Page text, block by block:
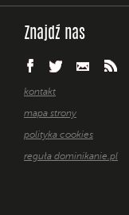
Znajdź nas
kontakt
mapa strony
polityka cookies
reguła dominikanie.pl